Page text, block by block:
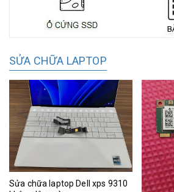
SỬA CHỮA LAPTOP
Sửa chữa laptop Dell xps 9310